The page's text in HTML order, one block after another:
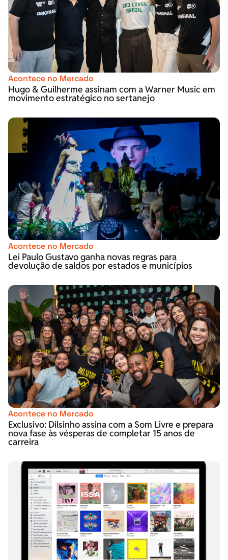
Acontece no Mercado
Hugo & Guilherme assinam com a Warner Music em
movimento estratégico no sertanejo
Acontece no Mercado
Lei Paulo Gustavo ganha novas regras para
devolução de saldos por estados e municípios
Acontece no Mercado
Exclusivo: Dilsinho assina com a Som Livre e prepara
nova fase às vésperas de completar 15 anos de
carreira